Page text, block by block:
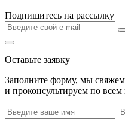
Подпишитесь на рассылку
Оставьте заявку
Заполните форму, мы
и проконсультируем по всем